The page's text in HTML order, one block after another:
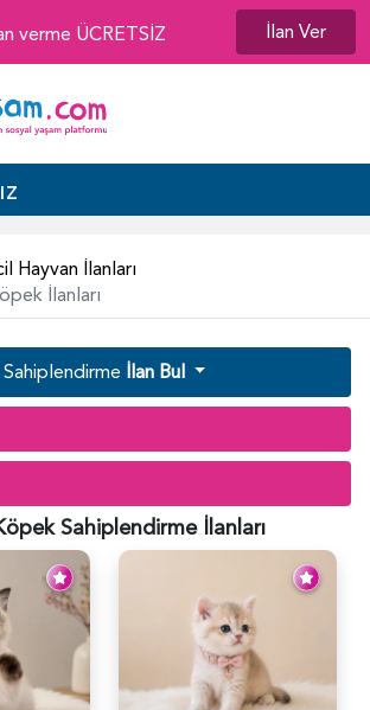
verme ÜCRETSİZ İlan Ver
Hayvan İlanları
İlanları
Sahiplendirme İlan Bul
Sahiplendirme İlanları